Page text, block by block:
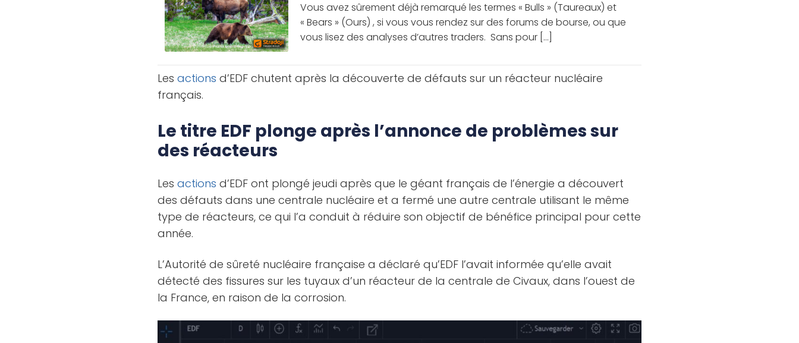
Vous avez sûrement déjà remarqué les termes « Bulls » (Taureaux) et
« Bears » (Ours) , si vous vous rendez sur des forums de bourse, ou que
vous lisez des analyses d’autres traders. Sans pour [...]
Lesactions d’EDF chutent après la découverte de défauts sur un réacteur nucléaire
français.
Le titre EDF plonge après l’annonce de problèmes sur
des réacteurs
Lesactions d’EDF ont plongé jeudi après que le géant français de l’énergie a découvert
des défauts dans une centrale nucléaire et a fermé une autre centrale utilisant le même
type de réacteurs, ce qui l’a conduit à réduire son objectif de bénéfice principal pour cette
année.
L’Autorité de sûreté nucléaire française a déclaré qu’EDF l’avait informée qu’elle avait
détecté des fissures sur les tuyaux d’un réacteur de la centrale de Civaux, dans l’ouest de
la France, en raison de la corrosion.